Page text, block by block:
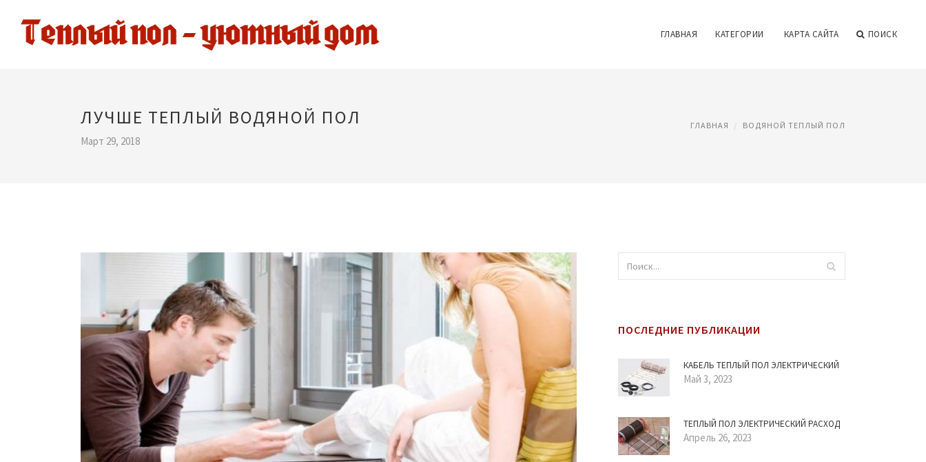
ГЛАВНАЯ КАТЕГОРИИ КАРТА САЙТА ПОИСК
ЛУЧШЕ ТЕПЛЫЙ ВОДЯНОЙ ПОЛ
Март 29, 2018
ГЛАВНАЯ ВОДЯНОЙ ТЕПЛЫЙ ПОЛ
ПОСЛЕДНИЕ ПУБЛИКАЦИИ
КАБЕЛЬ ТЕПЛЫЙ ПОЛ ЭЛЕКТРИЧЕСКИЙ
Май 3, 2023
ТЕПЛЫЙ ПОЛ ЭЛЕКТРИЧЕСКИЙ РАСХОД
Апрель 26, 2023